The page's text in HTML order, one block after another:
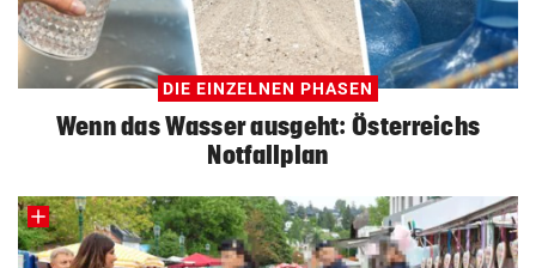
DIE EINZELNEN PHASEN
Wenn das Wasser ausgeht: Österreichs
Notfallplan